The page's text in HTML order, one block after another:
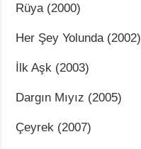
Rüya (2000)
Her Şey Yolunda (2002)
İlk Aşk (2003)
Dargın Mıyız (2005)
Çeyrek (2007)